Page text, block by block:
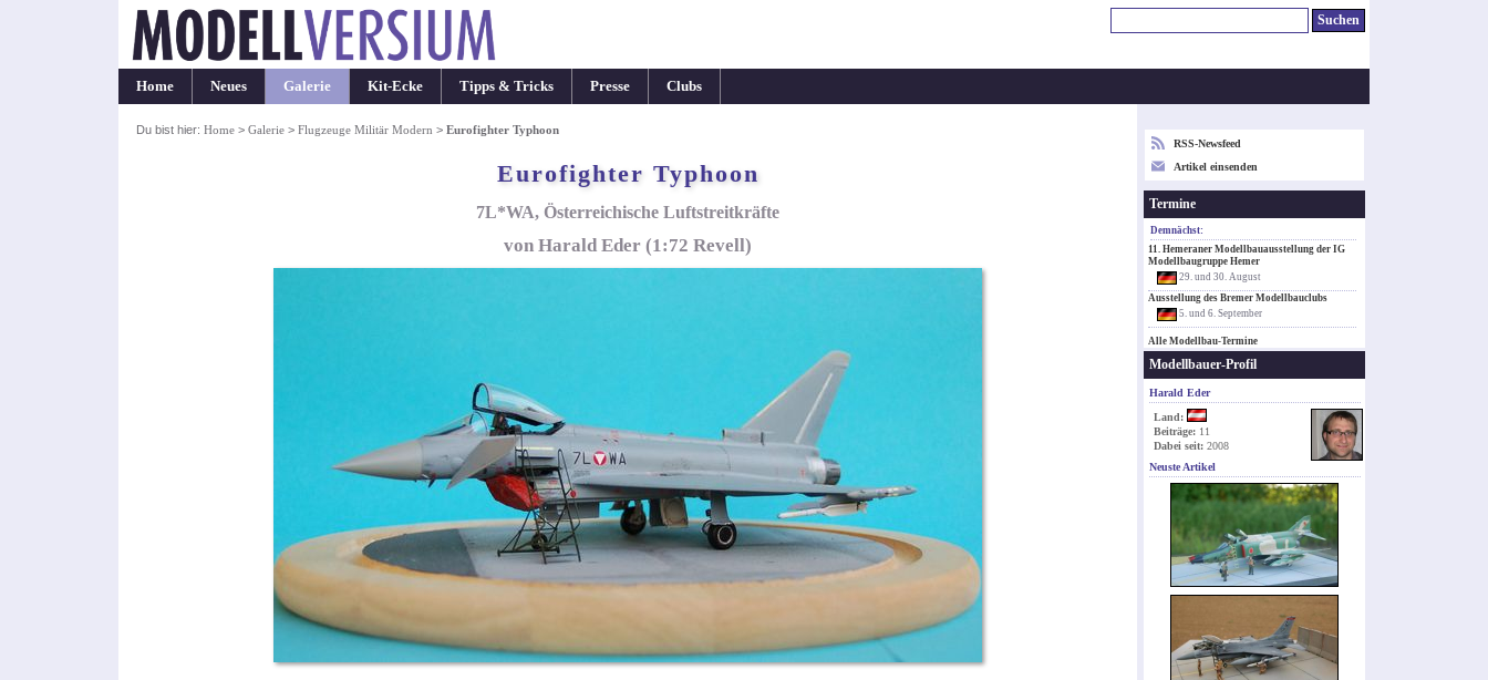
Home Neues Galerie Kit-Ecke Tipps & Tricks Presse Clubs
Du bist hier: Home> Galerie> Flugzeuge Militär Modern > Eurofighter Typhoon
Eurofighter Typhoon
7L*WA, Österreichische Luftstreitkräfte
von Harald Eder (1:72 Revell)
RSS-Newsfeed
Artikel einsenden
Termine
Demnächst:
11. Hemeraner Modellbauausstellung der IG
Modellbaugruppe Hemer
29. und 30. August
Ausstellung des Bremer Modellbauclubs
5. und 6. September
Alle Modellbau-Termine
Modellbauer-Profil
Harald Eder
Land:
Beiträge: 11
Dabei seit: 2008
Neuste Artikel